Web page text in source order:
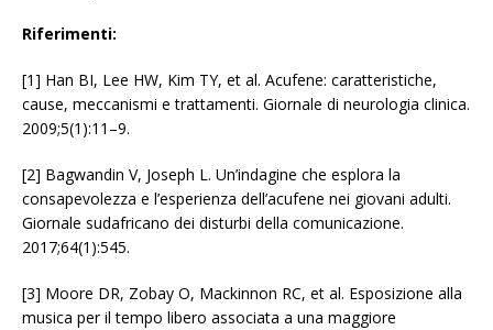
Riferimenti:
[1] Han BI, Lee HW, Kim TY, et al. Acufene: caratteristiche,
cause, meccanismi e trattamenti. Giornale di neurologia clinica.
2009;5(1):11–9.
[2] Bagwandin V, Joseph L. Un’indagine che esplora la
consapevolezza e l’esperienza dell’acufene nei giovani adulti.
Giornale sudafricano dei disturbi della comunicazione.
2017;64(1):545.
[3] Moore DR, Zobay O, Mackinnon RC, et al. Esposizione alla
musica per il tempo libero associata a una maggiore